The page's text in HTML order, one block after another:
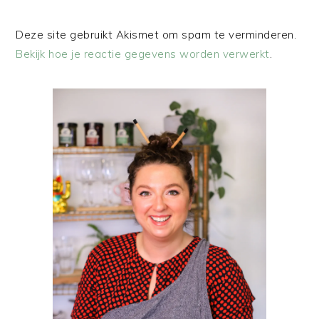
Deze site gebruikt Akismet om spam te verminderen.
Bekijk hoe je reactie gegevens worden verwerkt.